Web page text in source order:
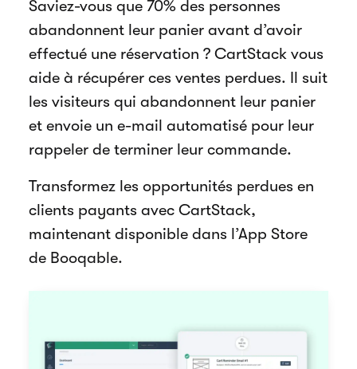
Saviez-vous que 70% des personnes
abandonnent leur panier avant d’avoir
effectué une réservation ? CartStack vous
aide à récupérer ces ventes perdues. Il suit
les visiteurs qui abandonnent leur panier
et envoie un e-mail automatisé pour leur
rappeler de terminer leur commande.
Transformez les opportunités perdues en
clients payants avec CartStack,
maintenant disponible dans l’App Store
de Booqable.